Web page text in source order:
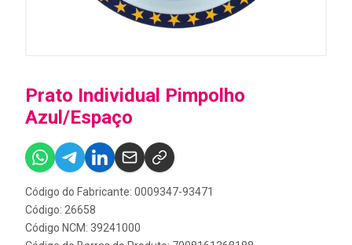
Prato Individual Pimpolho
Azul/Espaço
Código do Fabricante: 0009347-93471
Código: 26658
Código NCM: 39241000